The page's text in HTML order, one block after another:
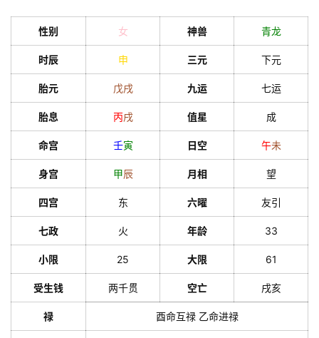
性别 女 神兽 青龙
时辰 申 三元 下元
胎元 戊戌 九运 七运
胎息 丙戌 值星 成
命宫 壬寅 日空 午未
身宫 甲辰 月相 望
四宫 东 六曜 友引
七政 火 年龄 33
小限 25 大限 61
受生钱 两千贯 空亡 戌亥
禄 酉命互禄 乙命进禄